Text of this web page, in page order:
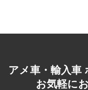
アメ車・輸入車
お気軽に